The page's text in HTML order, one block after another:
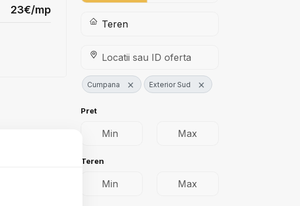
23€/mp
Cumpana × Exterior Sud ×
Pret
Teren